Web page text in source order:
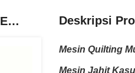
PRODUK-PRODUK TERKAIT Deskripsi
Mesin Quilting
Mesin Jahit